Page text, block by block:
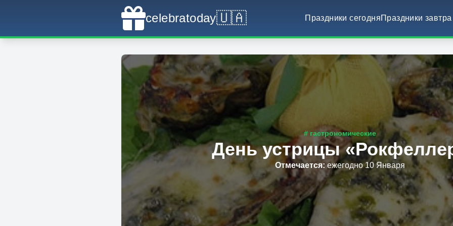
celebratoday🇺🇦 Праздники сегодняПраздники завтра
# гастрономические
День устрицы
Отмечается: ежегодно 10 Января